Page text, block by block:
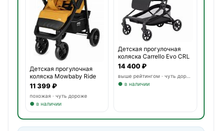
Детская прогулочная
коляска Mowbaby Ride
11 399 ₽
похожая · чуть дороже
● в наличии
Детская прогулочная
коляска Carrello Evo CRL
14 400 ₽
● в наличии